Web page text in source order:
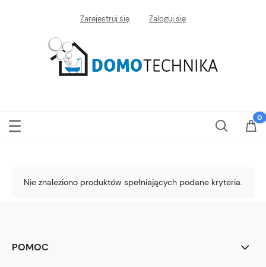
Zarejestruj się Zaloguj się
Nie znaleziono produktów spełniających podane kryteria.
POMOC